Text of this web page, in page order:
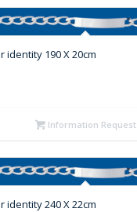
identity 190 X 20cm
Information Request
identity 240 X 22cm